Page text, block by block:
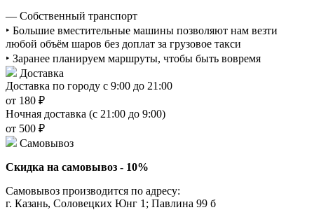
— Собственный транспорт
‣ Большие вместительные машины позволяют нам везти
любой объём шаров без доплат за грузовое такси
‣ Заранее планируем маршруты, чтобы быть вовремя
Доставка
Доставка по городу с 9:00 до 21:00
от 180 ₽
Ночная доставка (с 21:00 до 9:00)
от 500 ₽
Самовывоз
Скидка на самовывоз - 10%
Самовывоз производится по адресу:
г. Казань, Соловецких Юнг 1; Павлина 99 б